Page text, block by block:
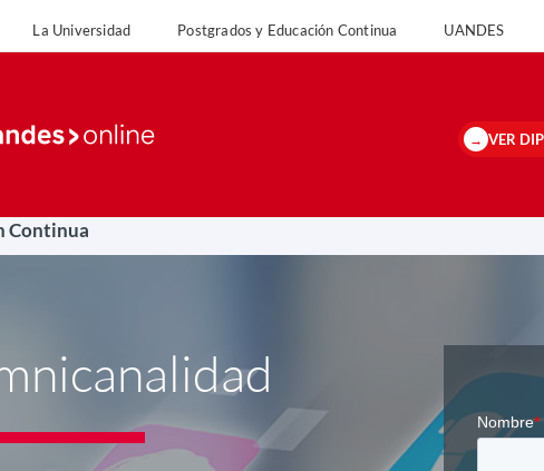
VER
La Universidad Postgrados y Educación Continua UANDES
Continua